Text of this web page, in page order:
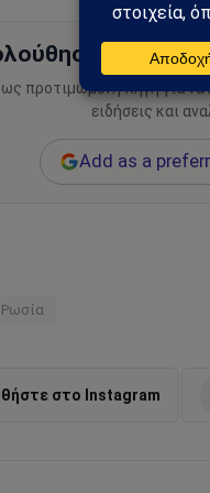
το Sahiel
προτιμώμενη πηγή για
ειδήσεις και
Add as a
Ρωσία
στο Instagram